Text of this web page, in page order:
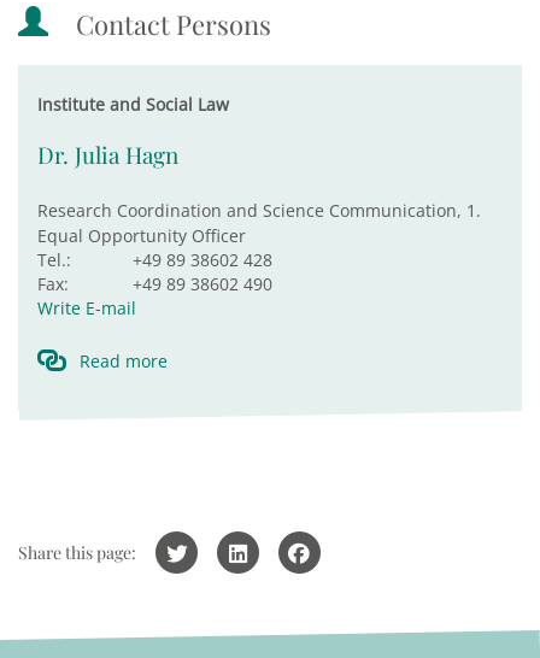
Contact Persons
Institute and Social Law
Dr. Julia Hagn
Research Coordination and Science Communication, 1.
Equal Opportunity Officer
Tel.:
+49 89 38602 428
Fax:
+49 89 38602 490
Write E-mail
Read more
Share this page: